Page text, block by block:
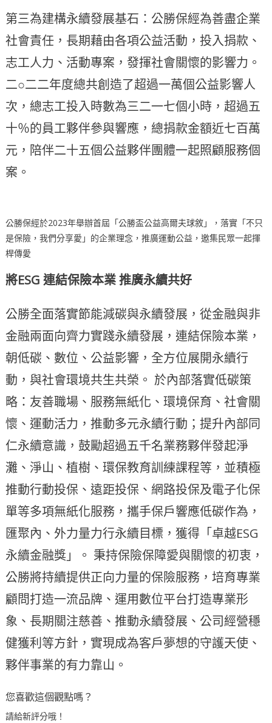
第三為建構永續發展基石：公勝保經為善盡企業
社會責任，長期藉由各項公益活動，投入捐款、
志工人力、活動專案，發揮社會關懷的影響力。
二○二二年度總共創造了超過一萬個公益影響人
次，總志工投入時數為三二一七個小時，超過五
十％的員工夥伴參與響應，總捐款金額近七百萬
元，陪伴二十五個公益夥伴團體一起照顧服務個
案。
公勝保經於2023年舉辦首屆「公勝盃公益高爾夫球敘」，落實「不只
是保險，我們分享愛」的企業理念，推廣運動公益，邀集民眾一起揮
桿傳愛
將ESG 連結保險本業 推廣永續共好
公勝全面落實節能減碳與永續發展，從金融與非
金融兩面向齊力實踐永續發展，連結保險本業，
朝低碳、數位、公益影響，全方位展開永續行
動，與社會環境共生共榮。 於內部落實低碳策
略：友善職場、服務無紙化、環境保育、社會關
懷、運動活力，推動多元永續行動；提升內部同
仁永續意識，鼓勵超過五千名業務夥伴發起淨
灘、淨山、植樹、環保教育訓練課程等，並積極
推動行動投保、遠距投保、網路投保及電子化保
單等多項無紙化服務，攜手保戶響應低碳作為，
匯聚內、外力量力行永續目標，獲得「卓越ESG
永續金融獎」。 秉持保險保障愛與關懷的初衷，
公勝將持續提供正向力量的保險服務，培育專業
顧問打造一流品牌、運用數位平台打造專業形
象、長期關注慈善、推動永續發展、公司經營穩
健獲利等方針，實現成為客戶夢想的守護天使、
夥伴事業的有力靠山。
您喜歡這個觀點嗎？
請給新評分哦！